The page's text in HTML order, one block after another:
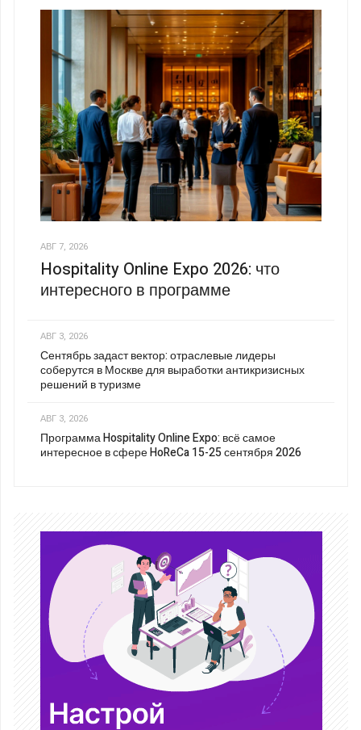
АВГ 7, 2026
Hospitality Online Expo 2026: что
интересного в программе
АВГ 3, 2026
Сентябрь задаст вектор: отраслевые лидеры
соберутся в Москве для выработки антикризисных
решений в туризме
АВГ 3, 2026
Программа Hospitality Online Expo: всё самое
интересное в сфере HoReCa 15-25 сентября 2026